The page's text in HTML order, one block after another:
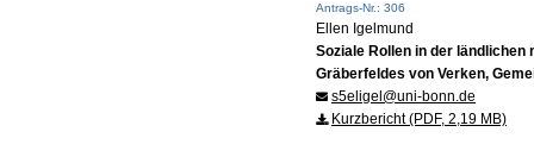
Antrags-Nr.: 306
Ellen Igelmund
Soziale Rollen in der
Gräberfeldes von Verken,
s5eligel@uni-bonn.de
Kurzbericht (PDF, 2,19 MB)